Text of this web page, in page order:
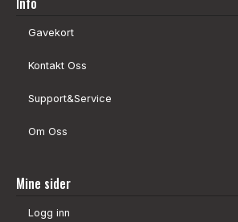
Gavekort
Kontakt Oss
Support&Service
Om Oss
Mine sider
Logg inn